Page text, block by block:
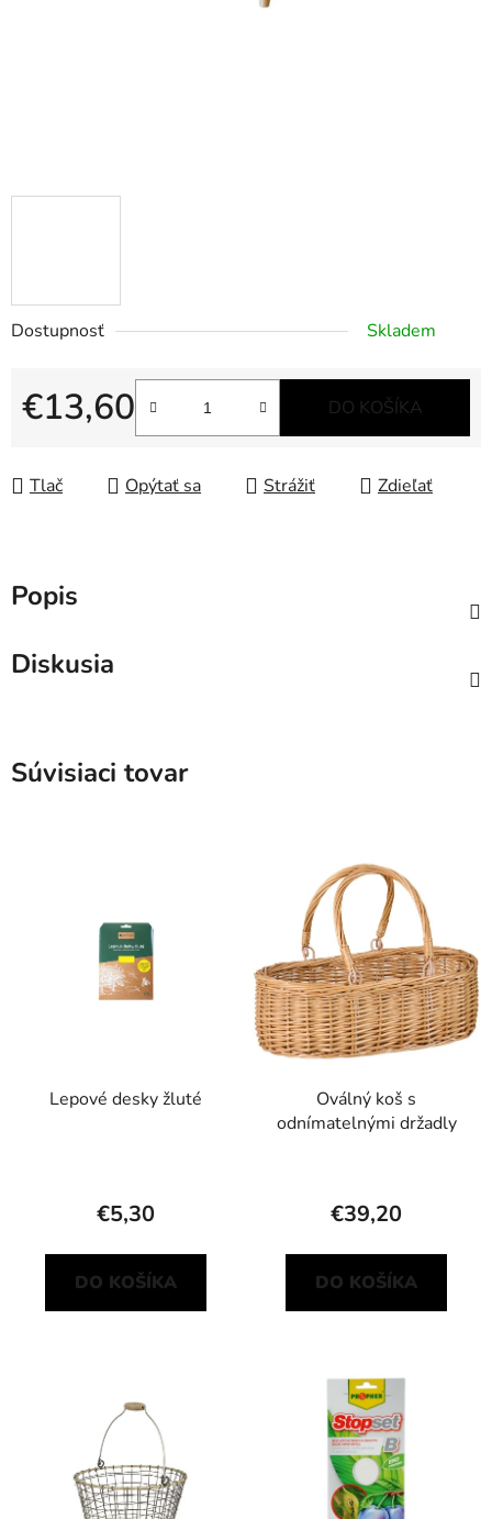
Dostupnosť Skladem
€13,60
Jednotková cena:
DO KOŠÍKA
Tlač Opýtať sa Strážiť Zdieľať
Popis
Diskusia
Súvisiaci tovar
Lepové desky žluté
€5,30
DO KOŠÍKA
Oválný koš s
odnímatelnými držadly
€39,20
DO KOŠÍKA